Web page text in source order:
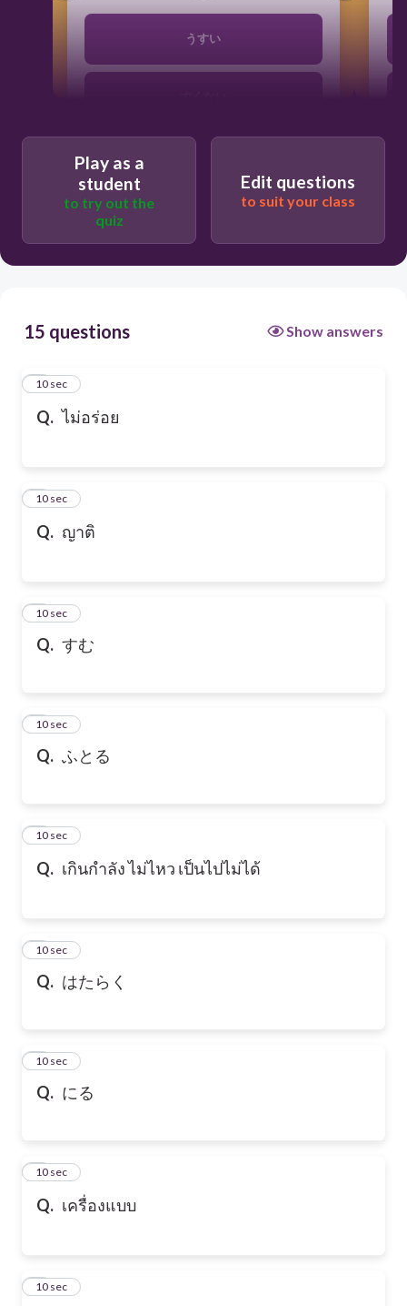
うすい
Play as a
student
to try out the
quiz
Edit questions
to suit your class
15 questions Show answers
Q. ไม่อร่อย
110 sec
Q. ญาติ
210 sec
Q. すむ
310 sec
Q. ふとる
410 sec
Q. เกินกำลัง ไม่ไหว เป็นไปไม่ได้
510 sec
Q. はたらく
610 sec
Q. にる
710 sec
Q. เครื่องแบบ
810 sec
910 sec